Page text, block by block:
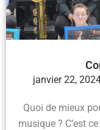
janvier 22,
Quoi de mieux
musique ? C’est